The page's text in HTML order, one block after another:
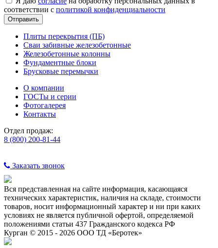
соответствии с политикой конфиденциальности
Плиты перекрытия (ПБ)
Сваи забивные железобетонные
Железобетонные колонны
Фундаментные блоки
Брусковые перемычки
О компании
ГОСТы и серии
Фотогалерея
Контакты
Отдел продаж:
8 (800) 200-81-44
Заказать звонок
Вся представленная на сайте информация, касающаяся
технических характеристик, наличия на складе, стоимости
товаров, носит информационный характер и ни при каких
условиях не является публичной офертой, определяемой
положениями статьи 437 Гражданского кодекса РФ
Курган © 2015 - 2026 ООО ТД «Беротек»